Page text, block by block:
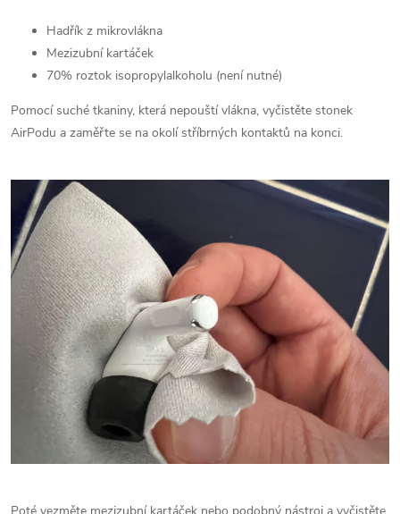
Hadřík z mikrovlákna
Mezizubní kartáček
70% roztok isopropylalkoholu (není nutné)
Pomocí suché tkaniny, která nepouští vlákna, vyčistěte stonek
AirPodu a zaměřte se na okolí stříbrných kontaktů na konci.
Poté vezměte mezizubní kartáček nebo podobný nástroj a vyčistěte